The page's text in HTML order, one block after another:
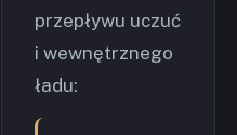
przepływu uczuć
i wewnętrznego
ładu: